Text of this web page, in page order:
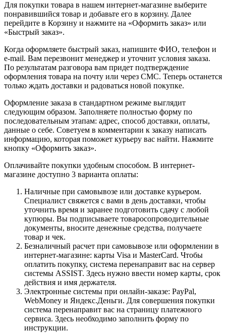
Для покупки товара в нашем интернет-магазине выберите
понравившийся товар и добавьте его в корзину. Далее
перейдите в Корзину и нажмите на «Оформить заказ» или
«Быстрый заказ».
Когда оформляете быстрый заказ, напишите ФИО, телефон и
e-mail. Вам перезвонит менеджер и уточнит условия заказа.
По результатам разговора вам придет подтверждение
оформления товара на почту или через СМС. Теперь останется
только ждать доставки и радоваться новой покупке.
Оформление заказа в стандартном режиме выглядит
следующим образом. Заполняете полностью форму по
последовательным этапам: адрес, способ доставки, оплаты,
данные о себе. Советуем в комментарии к заказу написать
информацию, которая поможет курьеру вас найти. Нажмите
кнопку «Оформить заказ».
Оплачивайте покупки удобным способом. В интернет-
магазине доступно 3 варианта оплаты:
Наличные при самовывозе или доставке курьером.
Специалист свяжется с вами в день доставки, чтобы
уточнить время и заранее подготовить сдачу с любой
купюры. Вы подписываете товаросопроводительные
документы, вносите денежные средства, получаете
товар и чек.
Безналичный расчет при самовывозе или оформлении в
интернет-магазине: карты Visa и MasterCard. Чтобы
оплатить покупку, система перенаправит вас на сервер
системы ASSIST. Здесь нужно ввести номер карты, срок
действия и имя держателя.
Электронные системы при онлайн-заказе: PayPal,
WebMoney и Яндекс.Деньги. Для совершения покупки
система перенаправит вас на страницу платежного
сервиса. Здесь необходимо заполнить форму по
инструкции.